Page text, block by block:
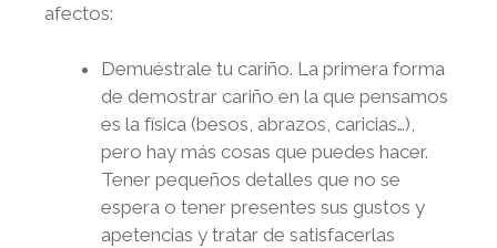
afectos:
Demuéstrale tu cariño. La primera forma
de demostrar cariño en la que pensamos
es la física (besos, abrazos, caricias…),
pero hay más cosas que puedes hacer.
Tener pequeños detalles que no se
espera o tener presentes sus gustos y
apetencias y tratar de satisfacerlas